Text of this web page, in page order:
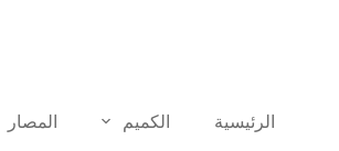
الرئيسية الكميم المصار